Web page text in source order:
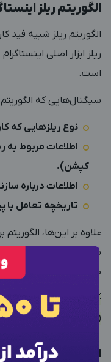
الگوریتم ریلز
الگوریتم ریلز شبیه فید
ریلز ابزار اصلی
است.
سیگنال‌هایی که
نوع ریلزهایی که
اطلاعات مربوط
کپشن)،
اطلاعات درباره
تاریخچه تعامل با
علاوه بر این‌ها،
سرگرم‌کننده یا خلاقانه
بیشتر است.
💡 پیشنهاد خواندنی:
(بررسی آخرین آپدیت‌ها)
الگوریتم
ورود به حساب
بعد از ثبت شماره کد